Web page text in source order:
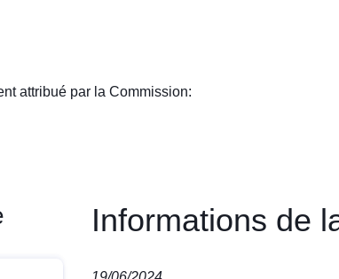
attribué par la Commission:
Informations de